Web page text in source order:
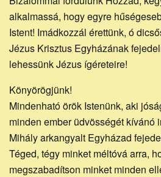
alkalmassá, hogy egyre
Istent! Imádkozzál érettünk, ó
Jézus Krisztus Egyházának
lehessünk Jézus ígéreteire!
Könyörögjünk!
Mindenható örök Istenünk, aki
minden ember üdvösségét kívánó
Mihály arkangyalt Egyházad
Téged, tégy minket méltóvá arra,
megszabadítson minket minden